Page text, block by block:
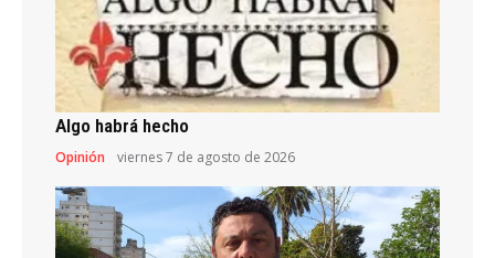
Algo habrá hecho
Opinión viernes 7 de agosto de 2026